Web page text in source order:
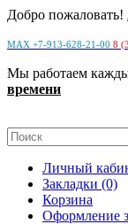
Добро пожаловать!
MAX +7-913-628-21-00 8
Мы работаем
времени
Личный
Закладки (0)
Корзина
Оформление